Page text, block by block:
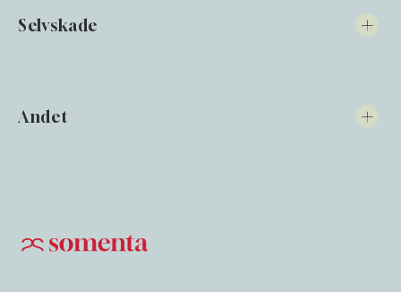
Selvskade
Andet